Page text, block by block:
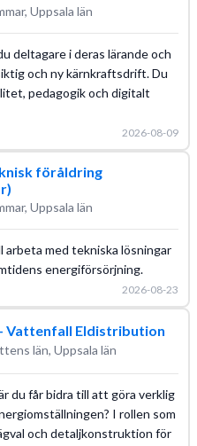
Uppsala län
deltagare i deras lärande och
och ny kärnkraftsdrift. Du
pedagogik och digitalt
2026-08-09
föråldring
Uppsala län
arbeta med tekniska lösningar
energiförsörjning.
2026-08-23
Vattenfall Eldistribution
län, Uppsala län
du får bidra till att göra verklig
I rollen som
och detaljkonstruktion för